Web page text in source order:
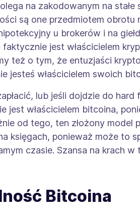
na zakodowanym na
są one przedmiotem obrotu
u brokerów i na
jest właścicielem
też o tym, że entuzjaści
jesteś właścicielem swoich
lub jeśli dojdzie do
jest właścicielem bitcoina,
od tego, ten złożony model
księgach, ponieważ może to
czasie. Szansa na krach
Bitcoina